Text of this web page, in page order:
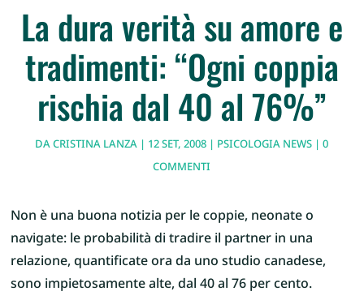
La dura verità su amore e
tradimenti: “Ogni coppia
rischia dal 40 al 76%”
DACRISTINA LANZA | 12 SET, 2008 | PSICOLOGIA NEWS |0
COMMENTI
Non è una buona notizia per le coppie, neonate o
navigate: le probabilità di tradire il partner in una
relazione, quantificate ora da uno studio canadese,
sono impietosamente alte, dal 40 al 76 per cento.